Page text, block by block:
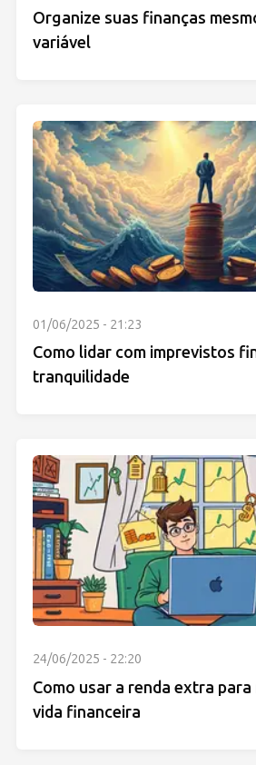
Organize suas finanças
variável
01/06/2025 - 21:23
Como lidar com imprevistos
tranquilidade
24/06/2025 - 22:20
Como usar a renda extra
vida financeira